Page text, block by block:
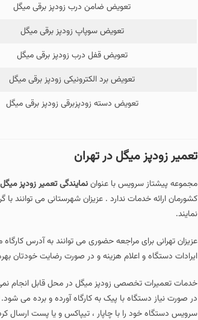
تعویض ضامن درب زودپز برقی میگل
تعویض سوپاپ زودپز برقی میگل
تعویض قفل درب زودپز برقی میگل
تعویض برد الکترونیکی زودپز برقی میگل
تعویض دسته زودپزبرقی زودپز برقی میگل
تعمیر زودپز میگل در تهران
مجموعه پیشتاز سرویس با عنواننمایندگی تعمیر زودپز میگل
نمایند.
عزیزان تهرانی برای مراجعه حضوری می توانند به آدرس
ایرادات دستگاه و اعلام هزینه و در صورت رضایت خودتان
خدمات تعمیرات تخصصی زودپز میگل در محل قابل انجام
در صورت نیاز دستگاه با پیک به کارگاه آورده و برده می
سرویس دستگاه خود را با چاپار ، تیپاکس و یا پست ارسال